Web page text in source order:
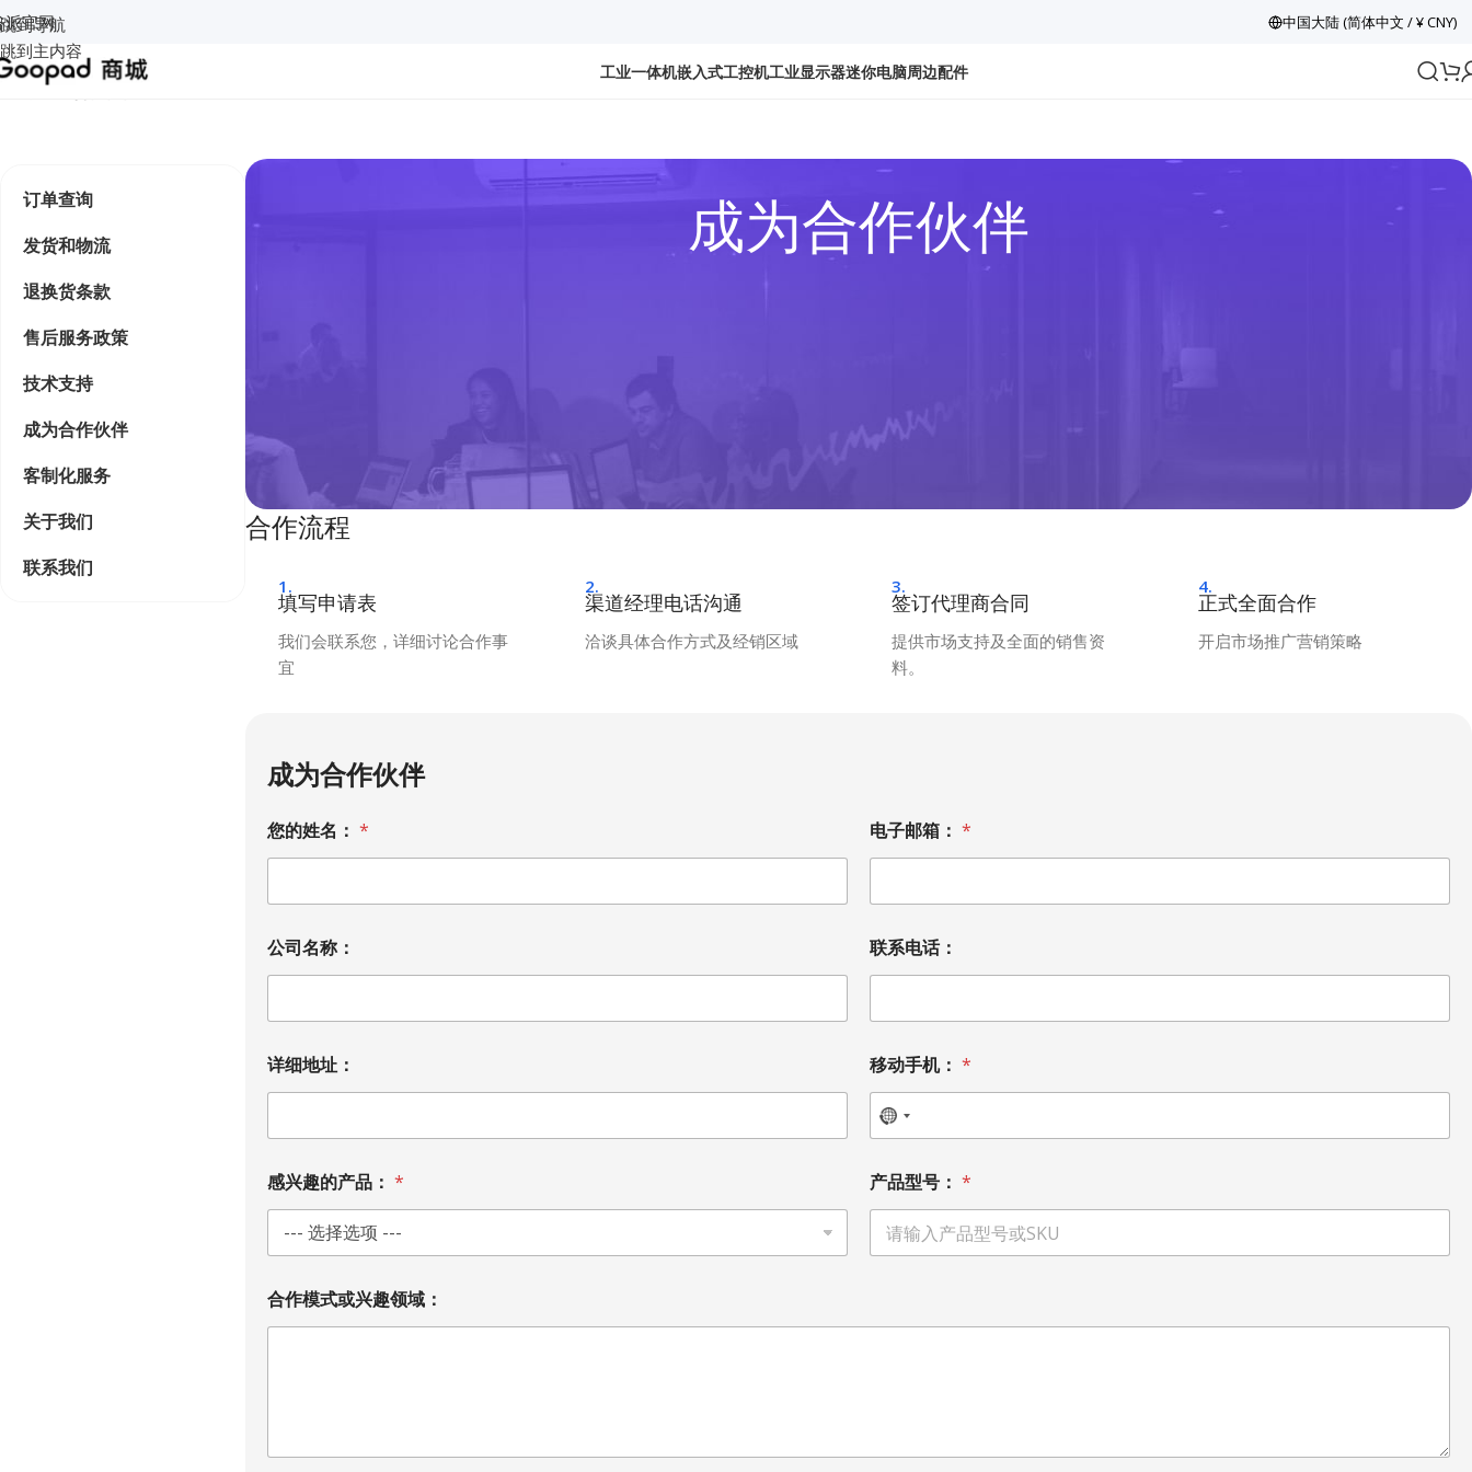
跳到导航
跳到主内容
派官网 中国大陆 (简体中文 / ¥ CNY)
工业一体机嵌入式工控机工业显示器迷你电脑周边配件
成为合作伙伴
订单查询
发货和物流
退换货条款
售后服务政策
技术支持
成为合作伙伴
客制化服务
关于我们
联系我们
成为合作伙伴
合作流程
1.
填写申请表
我们会联系您，详细讨论合作事
宜
2.
渠道经理电话沟通
洽谈具体合作方式及经销区域
3.
签订代理商合同
提供市场支持及全面的销售资
料。
4.
正式全面合作
开启市场推广营销策略
成为合作伙伴
您的姓名：* 电子邮箱：*
公司名称： 联系电话：
详细地址： 移动手机：*
感兴趣的产品：* 产品型号：*
的
姓
合作模式或兴趣领域：